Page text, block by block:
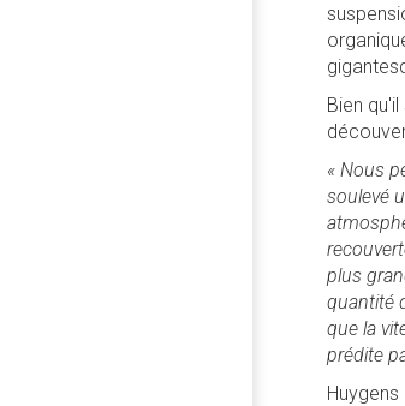
Bien
« Nous
soulevé
plus
quantité
que la
prédite